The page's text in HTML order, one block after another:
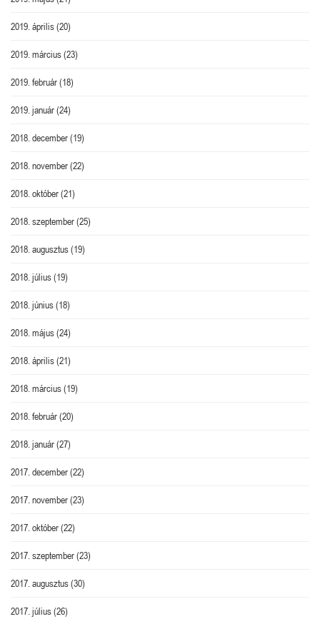
2019. április(20)
2019. március(23)
2019. február(18)
2019. január(24)
2018. december(19)
2018. november(22)
2018. október(21)
2018. szeptember(25)
2018. augusztus(19)
2018. július(19)
2018. június(18)
2018. május(24)
2018. április(21)
2018. március(19)
2018. február(20)
2018. január(27)
2017. december(22)
2017. november(23)
2017. október(22)
2017. szeptember(23)
2017. augusztus(30)
2017. július(26)